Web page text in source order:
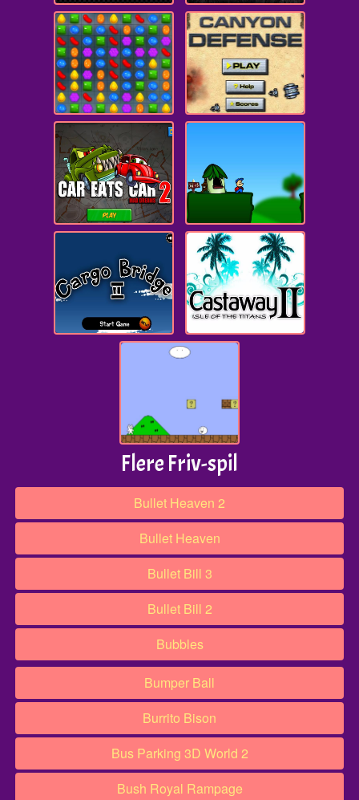
Flere Friv-spil
Bullet Heaven 2
Bullet Heaven
Bullet Bill 3
Bullet Bill 2
Bubbles
Bumper Ball
Burrito Bison
Bus Parking 3D World 2​​​
Bush Royal Rampage